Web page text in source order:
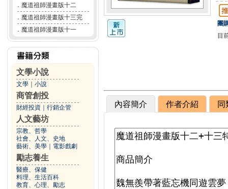
． 魔道祖師漫畫版十二
． 魔道祖師漫畫版十三完
． 魔道祖師漫畫版十一
文學小說
文學 小說
商管創投
財經投資 行銷企管
人文藝坊
宗教、哲學
社會、人文、史地
藝術、美學
電影戲劇
勵志養生
醫療、保健
料理、生活百科
教育、心理、勵志
團
目
內容簡介 作者介紹 同